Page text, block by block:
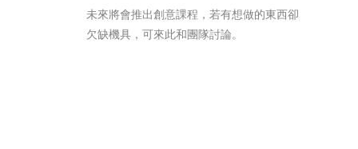
未來將會推出創意課程，若有想做的東西卻
欠缺機具，可來此和團隊討論。